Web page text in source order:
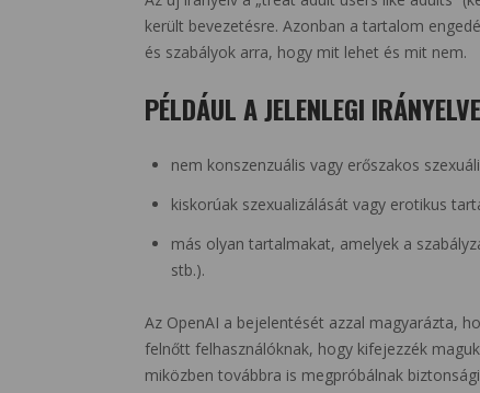
került bevezetésre. Azonban a tartalom
és szabályok arra, hogy mit lehet és mit nem.
PÉLDÁUL A JELENLEGI
nem konszenzuális vagy erőszakos
kiskorúak szexualizálását vagy erotikus
más olyan tartalmakat, amelyek a
stb.).
Az OpenAI a bejelentését azzal magyarázta,
felnőtt felhasználóknak, hogy kifejezzék
miközben továbbra is megpróbálnak